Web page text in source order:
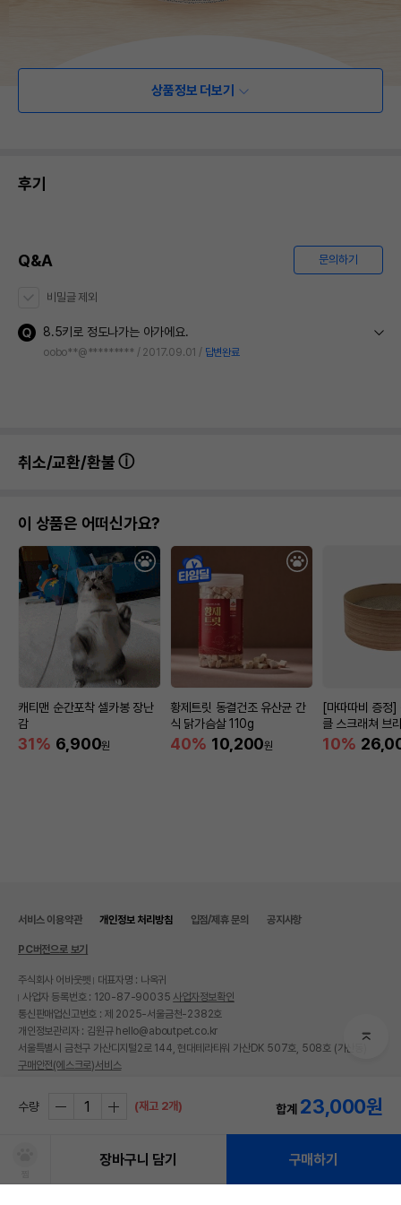
상품정보 더보기
후기
Q&A 문의하기
비밀글 제외
8.5키로 정도나가는 아가에요.
요정도 아가도 들어갈 수 있을까요
oobo**@********* 2017.09.01 답변완료
취소/교환/환불
이 상품은 어떠신가요?
캐티맨 순간포착 셀카봉 장난
감
31% 6,900원
황제트릿 동결건조 유산균 간
식 닭가슴살 110g
40% 10,200원
[마따따비 증정]
클 스크래쳐 브
10%
수량 (재고 2개) 합계 23,000원
장바구니 담기 구매하기
서비스 이용약관 개인정보 처리방침 입점/제휴 문의 공지사항
PC버전으로 보기
주식회사 어바웃펫
대표자명 : 나옥귀
사업자 등록번호 : 120-87-90035 사업자정보확인
통신판매업신고번호 : 제 2025-서울금천-2382호
개인정보관리자 : 김원규 hello@aboutpet.co.kr
서울특별시 금천구 가산디지털2로 144, 현대테라타워 가산DK 507호, 508호 (가산동)
구매안전(에스크로)서비스